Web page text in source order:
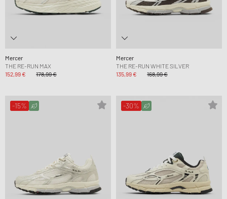
Mercer
THE RE-RUN MAX
152,99 €
178,99 €
Mercer
THE RE-RUN WHITE SILVER
135,99 €
168,99 €
-15% -30%